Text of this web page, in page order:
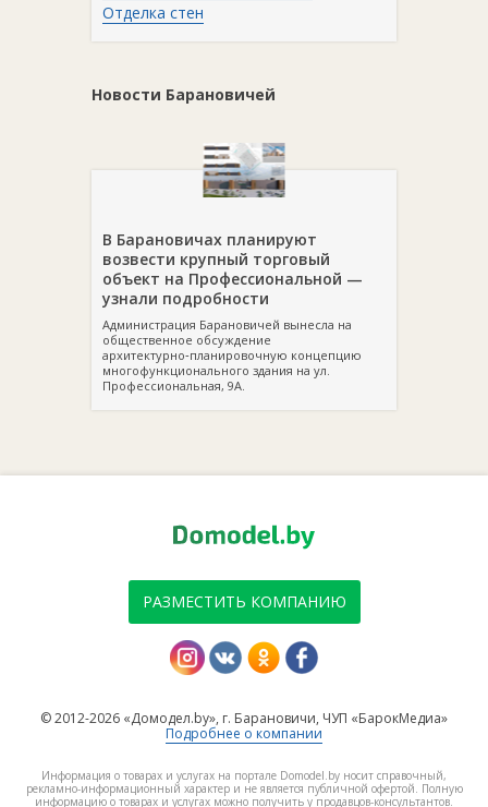
Отделка стен
Новости Барановичей
В Барановичах планируют
возвести крупный торговый
объект на Профессиональной —
узнали подробности
Администрация Барановичей вынесла на
общественное обсуждение
архитектурно‑планировочную концепцию
многофункционального здания на ул.
Профессиональная, 9А.
РАЗМЕСТИТЬ КОМПАНИЮ
© 2012-2026 «Домодел.by», г. Барановичи, ЧУП «БарокМедиа»
Подробнее о компании
Информация о товарах и услугах на портале Domodel.by носит справочный,
рекламно-информационный характер и не является публичной офертой. Полную
информацию о товарах и услугах можно получить у продавцов-консультантов.